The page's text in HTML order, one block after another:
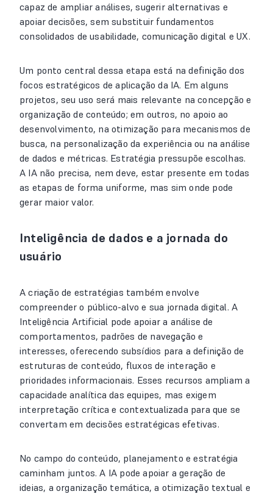
capaz de ampliar análises, sugerir alternativas e
apoiar decisões, sem substituir fundamentos
consolidados de usabilidade, comunicação digital e UX.
Um ponto central dessa etapa está na definição dos
focos estratégicos de aplicação da IA. Em alguns
projetos, seu uso será mais relevante na concepção e
organização de conteúdo; em outros, no apoio ao
desenvolvimento, na otimização para mecanismos de
busca, na personalização da experiência ou na análise
de dados e métricas. Estratégia pressupõe escolhas.
A IA não precisa, nem deve, estar presente em todas
as etapas de forma uniforme, mas sim onde pode
gerar maior valor.
Inteligência de dados e a jornada do
usuário
A criação de estratégias também envolve
compreender o público-alvo e sua jornada digital. A
Inteligência Artificial pode apoiar a análise de
comportamentos, padrões de navegação e
interesses, oferecendo subsídios para a definição de
estruturas de conteúdo, fluxos de interação e
prioridades informacionais. Esses recursos ampliam a
capacidade analítica das equipes, mas exigem
interpretação crítica e contextualizada para que se
convertam em decisões estratégicas efetivas.
No campo do conteúdo, planejamento e estratégia
caminham juntos. A IA pode apoiar a geração de
ideias, a organização temática, a otimização textual e